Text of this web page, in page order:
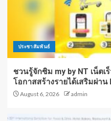
ประชาสัมพันธ์
ชวนรู้จักซิม my by NT เน็ต
โอกาสสร้างรายได้เสริมผ่า
August 6, 2026 admin